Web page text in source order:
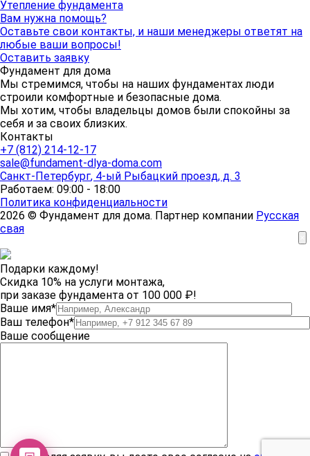
Утепление фундамента
Вам нужна помощь?
Оставьте свои контакты, и наши менеджеры ответят на
любые ваши вопросы!
Оставить заявку
Фундамент для дома
Мы стремимся, чтобы на наших фундаментах люди
строили комфортные и безопасные дома.
Мы хотим, чтобы владельцы домов были спокойны за
себя и за своих близких.
Контакты
+7 (812) 214-12-17
sale@fundament-dlya-doma.com
Санкт-Петербург, 4-ый Рыбацкий проезд, д. 3
Работаем: 09:00 - 18:00
Политика конфиденциальности
2026 © Фундамент для дома. Партнер компании Русская
свая
Подарки каждому!
Скидка 10% на услуги монтажа,
при заказе фундамента от 100 000 ₽!
Ваше имя*
Ваш телефон*
Ваше сообщение